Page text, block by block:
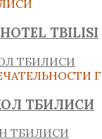
TBILISI
ТБИЛИСИ